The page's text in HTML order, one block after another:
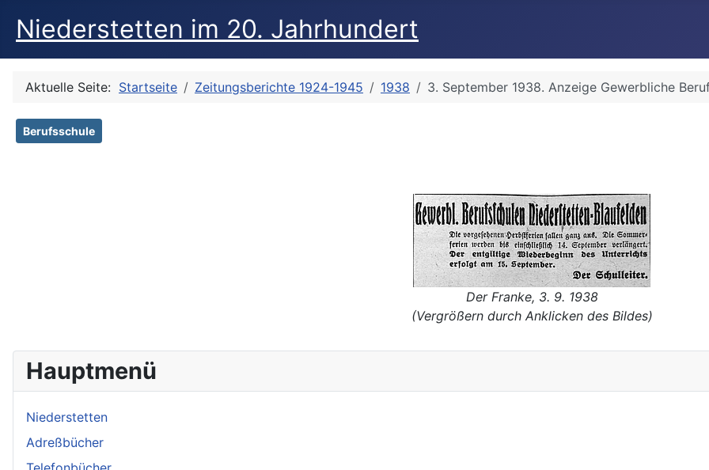
Niederstetten im 20. Jahrhundert
Aktuelle Seite: Startseite Zeitungsberichte 1924-1945 1938 3. September 1938. Anzeige Gewerbliche
Berufsschule
Der Franke, 3. 9. 1938
(Vergrößern durch Anklicken des Bildes)
Hauptmenü
Niederstetten
Adreßbücher